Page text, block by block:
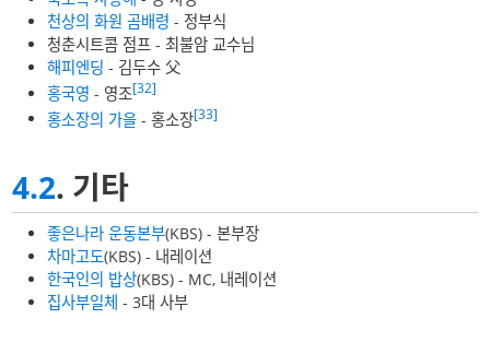
천상의 화원 곰배령 - 정부식
청춘시트콤 점프 - 최불암 교수님
해피엔딩 - 김두수 父
홍국영 - 영조[32]
홍소장의 가을 - 홍소장[33]
4.2. 기타
좋은나라 운동본부(KBS) - 본부장
차마고도(KBS) - 내레이션
한국인의 밥상(KBS) - MC, 내레이션
집사부일체 - 3대 사부